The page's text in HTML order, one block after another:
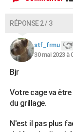
RÉPONSE 2 / 3
stf_frmu
30 mai 2023 à
Bjr
Votre cage va
du grillage.
N'est il pas plus